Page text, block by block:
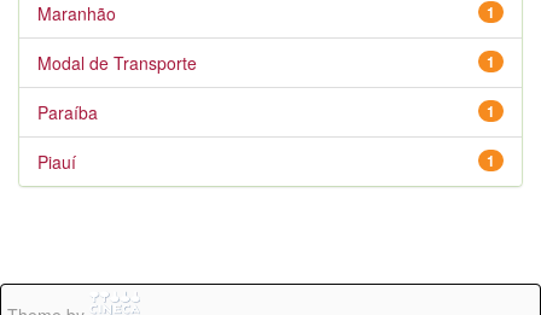
1
Maranhão
1
Modal de Transporte
1
Paraíba
1
Piauí